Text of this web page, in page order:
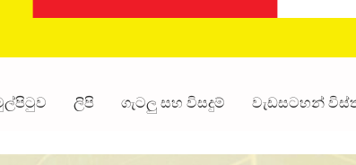
ලිපි ගැටලු සහ විසදුම් වැඩසටහන්